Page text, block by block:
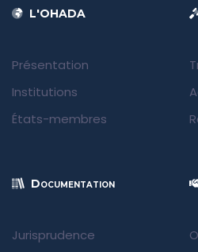
L'OHADA
Présentation
Institutions
États-membres
Documentation
Jurisprudence